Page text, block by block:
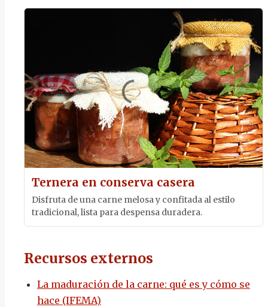
Ternera en conserva casera
Disfruta de una carne melosa y confitada al estilo
tradicional, lista para despensa duradera.
Recursos externos
La maduración de la carne: qué es y cómo se
hace (IFEMA)